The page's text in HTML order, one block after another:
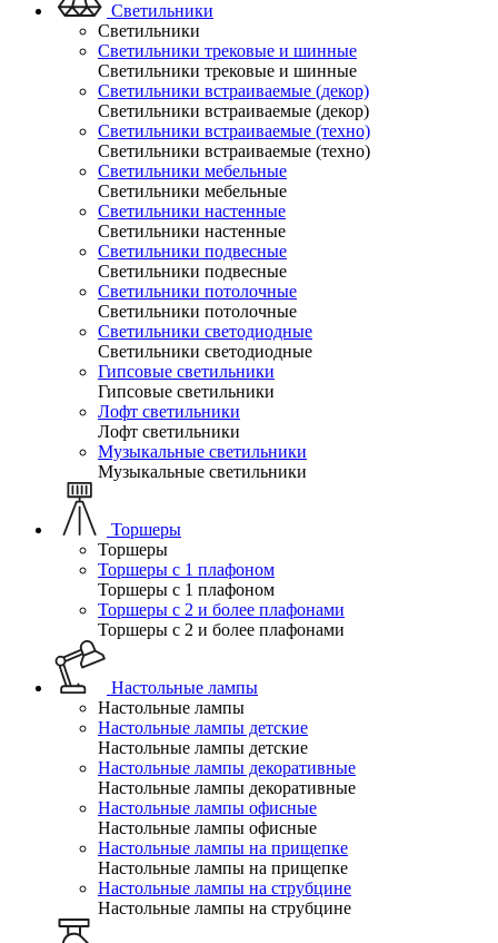
Светильники
Светильники
Светильники трековые и шинные
Светильники трековые и шинные
Светильники встраиваемые (декор)
Светильники встраиваемые (декор)
Светильники встраиваемые (техно)
Светильники встраиваемые (техно)
Светильники мебельные
Светильники мебельные
Светильники настенные
Светильники настенные
Светильники подвесные
Светильники подвесные
Светильники потолочные
Светильники потолочные
Светильники светодиодные
Светильники светодиодные
Гипсовые светильники
Гипсовые светильники
Лофт светильники
Лофт светильники
Музыкальные светильники
Музыкальные светильники
Торшеры
Торшеры
Торшеры с 1 плафоном
Торшеры с 1 плафоном
Торшеры с 2 и более плафонами
Торшеры с 2 и более плафонами
Настольные лампы
Настольные лампы
Настольные лампы детские
Настольные лампы детские
Настольные лампы декоративные
Настольные лампы декоративные
Настольные лампы офисные
Настольные лампы офисные
Настольные лампы на прищепке
Настольные лампы на прищепке
Настольные лампы на струбцине
Настольные лампы на струбцине